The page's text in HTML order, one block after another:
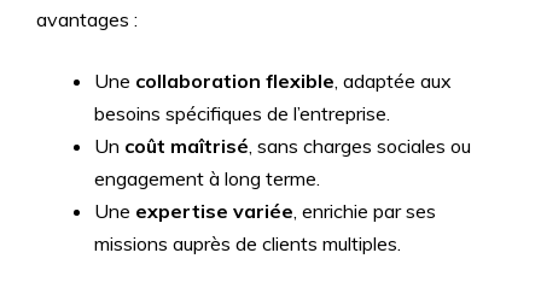
avantages :
Une collaboration flexible, adaptée aux
besoins spécifiques de l’entreprise.
Un coût maîtrisé, sans charges sociales ou
engagement à long terme.
Une expertise variée, enrichie par ses
missions auprès de clients multiples.